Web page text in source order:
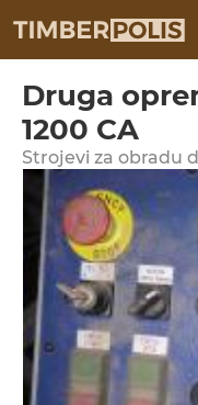
Druga
1200 CA
Strojevi za obradu